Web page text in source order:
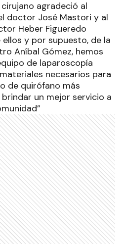
agradeció al
doctor José Mastori y al
Heber Figueredo
y por supuesto, de la
Aníbal Gómez, hemos
de laparoscopía
necesarios para
de quirófano más
un mejor servicio a